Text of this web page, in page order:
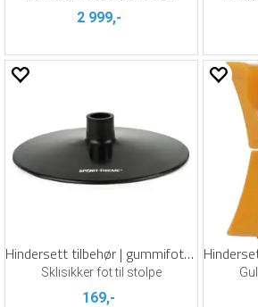
2 999,-
Hindersett tilbehør | gummifot 0,75 kg
Sklisikker fot til stolpe
169,-